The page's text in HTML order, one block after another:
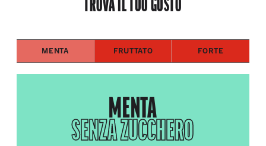
TROVA IL TUO GUSTO
MENTA FRUTTATO FORTE
MENTA
SENZA ZUCCHERO